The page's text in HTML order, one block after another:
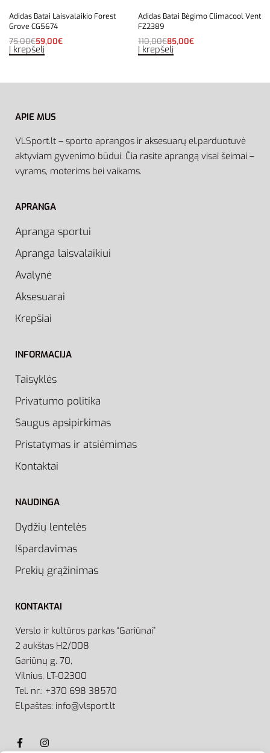
Adidas Batai Laisvalaikio Forest
Grove CG5674
75,00€59,00€
Į krepšelį
Adidas Batai Bėgimo Climacool Vent
FZ2389
110,00€85,00€
Į krepšelį
APIE MUS
VLSport.lt – sporto aprangos ir aksesuarų el.parduotuvė
aktyviam gyvenimo būdui. Čia rasite aprangą visai šeimai –
vyrams, moterims bei vaikams.
APRANGA
Apranga sportui
Apranga laisvalaikiui
Avalynė
Aksesuarai
Krepšiai
INFORMACIJA
Taisyklės
Privatumo politika
Saugus apsipirkimas
Pristatymas ir atsiėmimas
Kontaktai
NAUDINGA
Dydžių lentelės
Išpardavimas
Prekių grąžinimas
KONTAKTAI
Verslo ir kultūros parkas “Gariūnai”
2 aukštas H2/008
Gariūnų g. 70,
Vilnius, LT-02300
Tel. nr.: +370 698 38570
El.paštas: info@vlsport.lt